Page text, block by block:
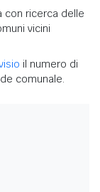
con ricerca delle
vicini
il numero di
comunale.